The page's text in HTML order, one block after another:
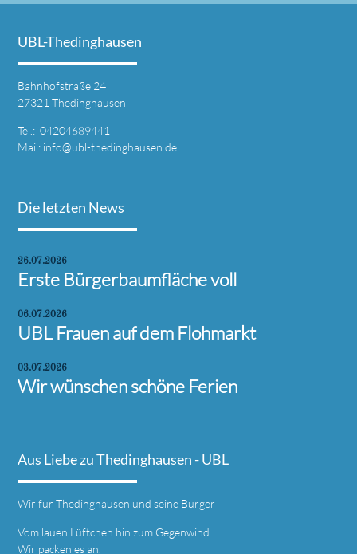
UBL-Thedinghausen
Bahnhofstraße 24
27321 Thedinghausen
Tel.: 04204689441
Mail: info@ubl-thedinghausen.de
Die letzten News
26.07.2026
Erste Bürgerbaumfläche voll
06.07.2026
UBL Frauen auf dem Flohmarkt
03.07.2026
Wir wünschen schöne Ferien
Aus Liebe zu Thedinghausen - UBL
Wir für Thedinghausen und seine Bürger
Vom lauen Lüftchen hin zum Gegenwind
Wir packen es an.